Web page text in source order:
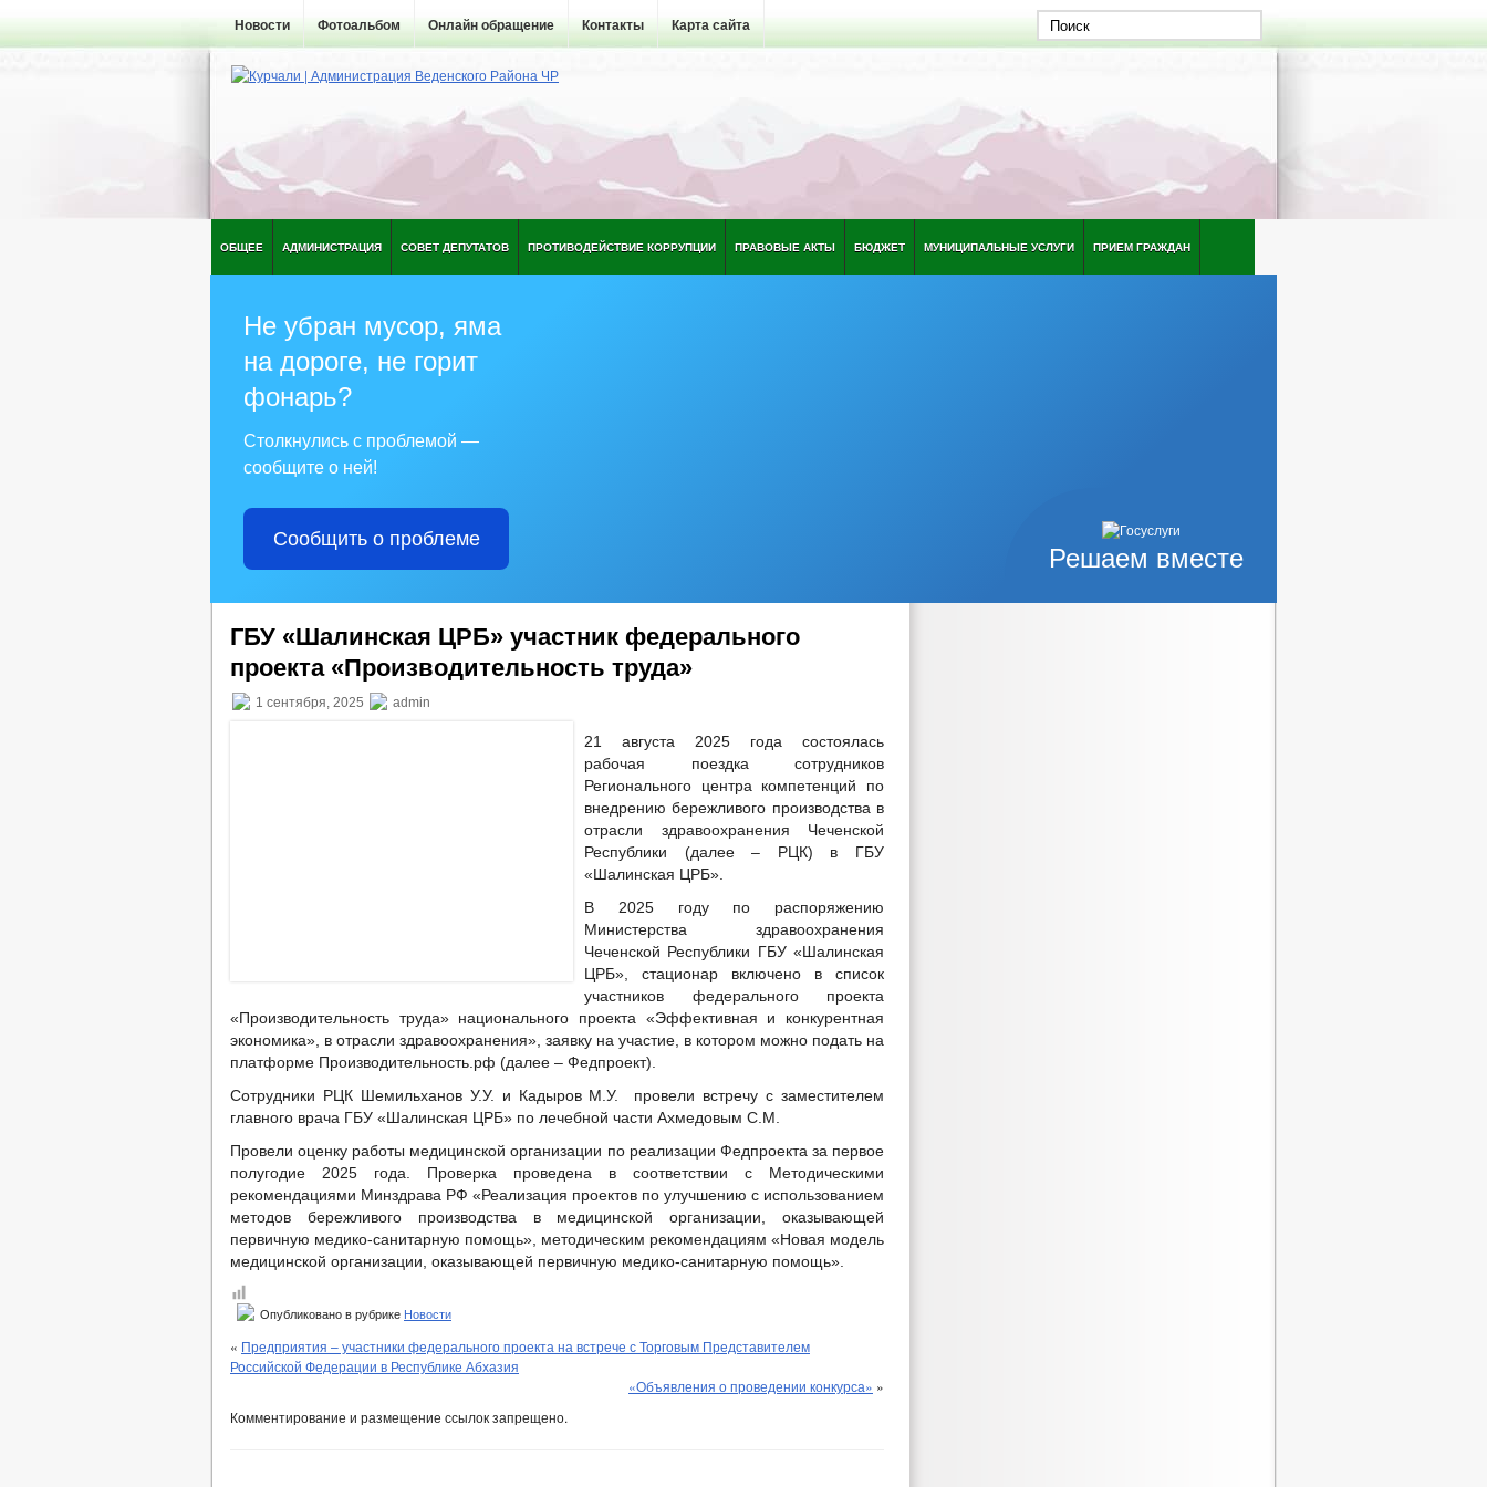
Новости Фотоальбом Онлайн обращение Контакты Карта сайта
ОБЩЕЕ АДМИНИСТРАЦИЯ СОВЕТ ДЕПУТАТОВ ПРОТИВОДЕЙСТВИЕ КОРРУПЦИИ ПРАВОВЫЕ АКТЫ БЮДЖЕТ МУНИЦИПАЛЬНЫЕ УСЛУГИ ПРИЕМ ГРАЖДАН
Решаем вместе
Не убран мусор, яма
на дороге, не горит
фонарь?
Столкнулись с проблемой —
сообщите о ней!
Сообщить о проблеме
ГБУ «Шалинская ЦРБ» участник федерального
проекта «Производительность труда»
1 сентября, 2025 admin
21 августа 2025 года состоялась
рабочая поездка сотрудников
Регионального центра компетенций по
внедрению бережливого производства в
отрасли здравоохранения Чеченской
Республики (далее – РЦК) в ГБУ
«Шалинская ЦРБ».
В 2025 году по распоряжению
Министерства здравоохранения
Чеченской Республики ГБУ «Шалинская
ЦРБ», стационар включено в список
участников федерального проекта
«Производительность труда» национального проекта «Эффективная и конкурентная
экономика», в отрасли здравоохранения», заявку на участие, в котором можно подать на
платформе Производительность.рф (далее – Федпроект).
Сотрудники РЦК Шемильханов У.У. и Кадыров М.У. провели встречу с заместителем
главного врача ГБУ «Шалинская ЦРБ» по лечебной части Ахмедовым С.М.
Провели оценку работы медицинской организации по реализации Федпроекта за первое
полугодие 2025 года. Проверка проведена в соответствии с Методическими
рекомендациями Минздрава РФ «Реализация проектов по улучшению с использованием
методов бережливого производства в медицинской организации, оказывающей
первичную медико-санитарную помощь», методическим рекомендациям «Новая модель
медицинской организации, оказывающей первичную медико-санитарную помощь».
Опубликовано в рубрике Новости
« Предприятия – участники федерального проекта на встрече с Торговым Представителем
Российской Федерации в Республике Абхазия
«Объявления о проведении конкурса» »
Комментирование и размещение ссылок запрещено.